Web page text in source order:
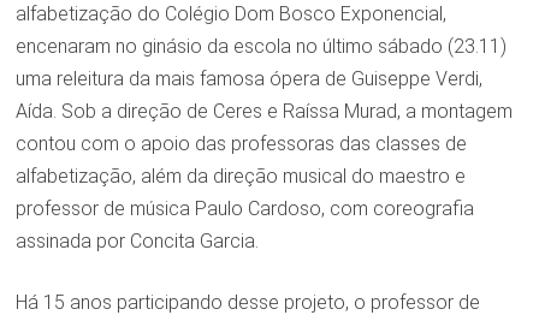
alfabetização do Colégio Dom Bosco Exponencial,
encenaram no ginásio da escola no último sábado (23.11)
uma releitura da mais famosa ópera de Guiseppe Verdi,
Aída. Sob a direção de Ceres e Raíssa Murad, a montagem
contou com o apoio das professoras das classes de
alfabetização, além da direção musical do maestro e
professor de música Paulo Cardoso, com coreografia
assinada por Concita Garcia.
Há 15 anos participando desse projeto, o professor de